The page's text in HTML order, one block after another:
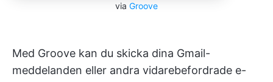
via Groove
Med Groove kan du skicka dina Gmail-
meddelanden eller andra vidarebefordrade e-